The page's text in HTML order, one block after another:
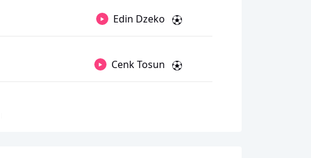
Edin Dzeko
Cenk Tosun